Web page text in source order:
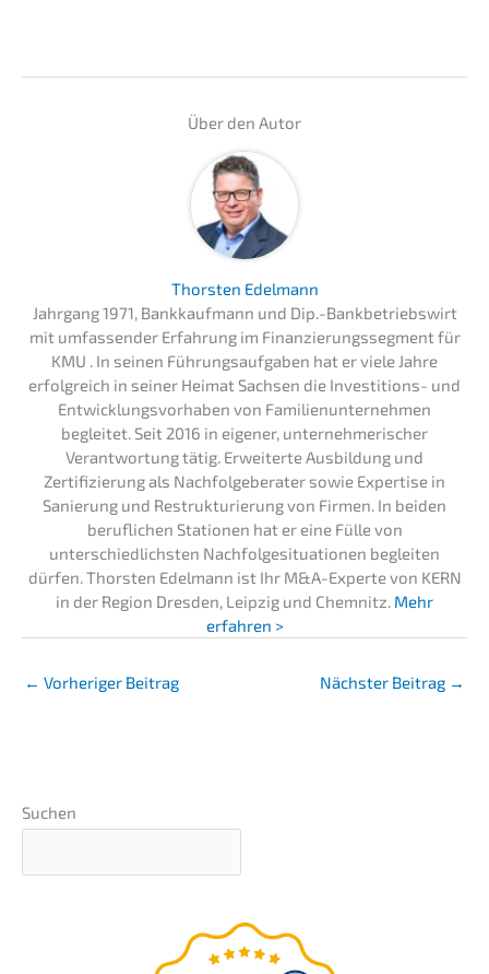
Über den Autor
Thorsten Edelmann
Jahrgang 1971, Bankkaufmann und Dip.-Bankbetriebswirt
mit umfassender Erfahrung im Finanzierungssegment für
KMU . In seinen Führungsaufgaben hat er viele Jahre
erfolgreich in seiner Heimat Sachsen die Investitions- und
Entwicklungsvorhaben von Familienunternehmen
begleitet. Seit 2016 in eigener, unternehmerischer
Verantwortung tätig. Erweiterte Ausbildung und
Zertifizierung als Nachfolgeberater sowie Expertise in
Sanierung und Restrukturierung von Firmen. In beiden
beruflichen Stationen hat er eine Fülle von
unterschiedlichsten Nachfolgesituationen begleiten
dürfen. Thorsten Edelmann ist Ihr M&A-Experte von KERN
in der Region Dresden, Leipzig und Chemnitz. Mehr
erfahren >
← Vorheriger Beitrag Nächster Beitrag →
Suchen